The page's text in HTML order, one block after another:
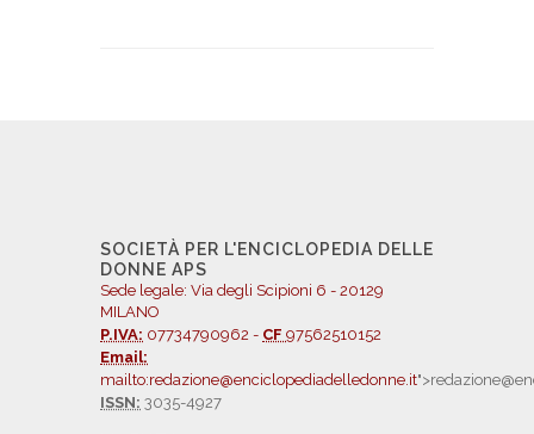
SOCIETÀ PER L'ENCICLOPEDIA DELLE
DONNE APS
Sede legale: Via degli Scipioni 6 - 20129
MILANO
P.IVA: 07734790962 - CF 97562510152
Email:
mailto:redazione@enciclopediadelledonne.it
ISSN: 3035-4927